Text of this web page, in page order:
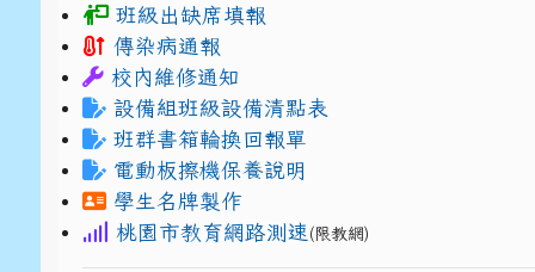
班級出缺席填報
傳染病通報
校內維修通知
設備組班級設備清點表
班群書箱輪換回報單
電動板擦機保養說明
學生名牌製作
桃園市教育網路測速 (限教網)